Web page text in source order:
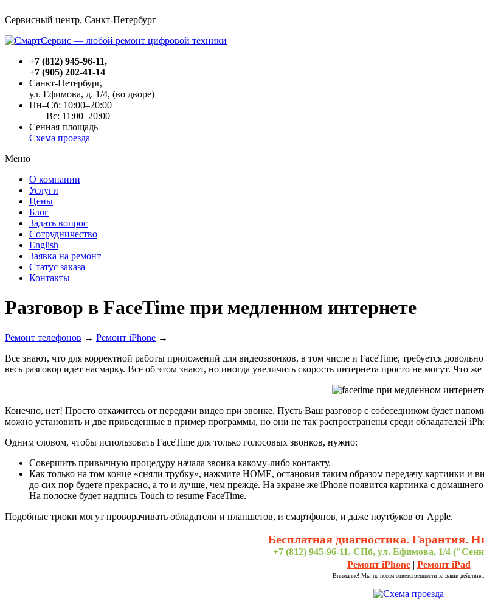
Сервисный центр, Cанкт-Петербург
+7 (812) 945-96-11,
+7 (905) 202-41-14
Санкт-Петербург,
ул. Ефимова, д. 1/4, (во дворе)
Пн–Сб: 10:00–20:00
Вс: 11:00–20:00
Сенная площадь
Схема проезда
Меню
О компании
Услуги
Цены
Блог
Задать вопрос
Сотрудничество
English
Заявка на ремонт
Статус заказа
Контакты
Разговор в FaceTime при медленном интернете
Ремонт телефонов → Ремонт iPhone →
Все знают, что для корректной работы приложений для видеозвонков, в том числе и FaceTime, требуется
весь разговор идет насмарку. Все об этом знают, но иногда увеличить скорость интернета просто не могут. Что
Конечно, нет! Просто откажитесь от передачи видео при звонке. Пусть Ваш разговор с собеседником будет
можно установить и две приведенные в пример программы, но они не так распространены среди обладателей
Одним словом, чтобы использовать FaceTime для только голосовых звонков, нужно:
Совершить привычную процедуру начала звонка какому-либо контакту.
Как только на том конце «сняли трубку», нажмите НОМЕ, остановив таким образом передачу картинки и
до сих пор будете прекрасно, а то и лучше, чем прежде. На экране же iPhone появится картинка с
На полоске будет надпись Touch to resume FaceTime.
Подобные трюки могут проворачивать обладатели и планшетов, и смартфонов, и даже ноутбуков от Apple.
Бесплатная диагностика. Гарантия.
+7 (812) 945-96-11, СПб, ул. Ефимова, 1/4
Ремонт iPhone| Ремонт iPad
Внимание! Мы не несем ответственности за ваши действия.